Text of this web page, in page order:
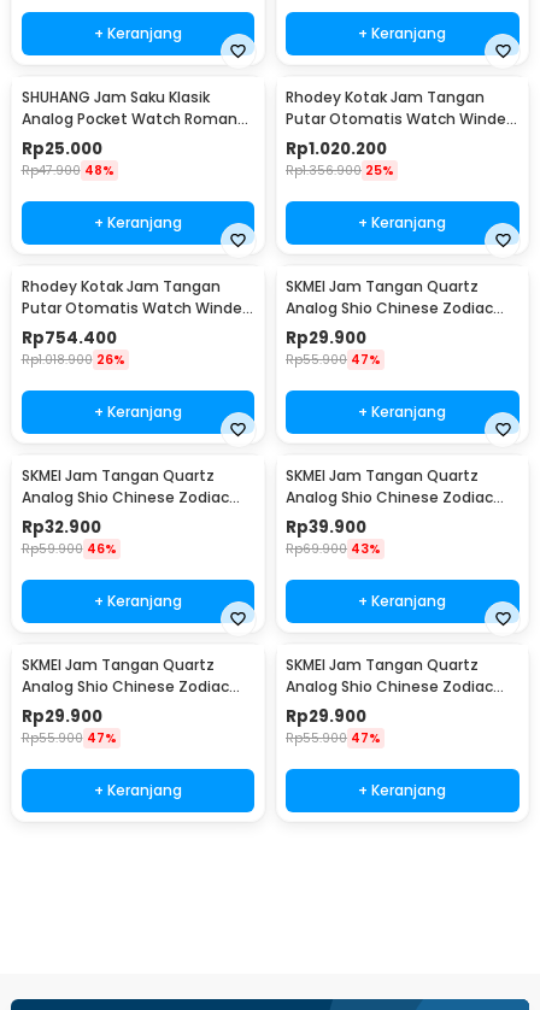
+ Keranjang + Keranjang
SHUHANG Jam Saku Klasik
Analog Pocket Watch Roman
Steampunk - PJX1596
Rp25.000
Rp47.900 48%
+ Keranjang
Rhodey Kotak Jam Tangan
Putar Otomatis Watch Winder
LED 4 Slot - SKW164-B
Rp1.020.200
Rp1.356.900 25%
+ Keranjang
Rhodey Kotak Jam Tangan
Putar Otomatis Watch Winder
LED 6 Slot - SKW168
Rp754.400
Rp1.018.900 26%
+ Keranjang
SKMEI Jam Tangan Quartz
Analog Shio Chinese Zodiac
Waterproof 30M Babi - 2327
Rp29.900
Rp55.900 47%
+ Keranjang
SKMEI Jam Tangan Quartz
Analog Shio Chinese Zodiac
Waterproof 30M Kambing -
2327
Rp32.900
Rp59.900 46%
+ Keranjang
SKMEI Jam Tangan Quartz
Analog Shio Chinese Zodiac
Waterproof 30M Kuda - 2327
Rp39.900
Rp69.900 43%
+ Keranjang
SKMEI Jam Tangan Quartz
Analog Shio Chinese Zodiac
Waterproof 30M Ular - 2327
Rp29.900
Rp55.900 47%
+ Keranjang
SKMEI Jam Tangan Quartz
Analog Shio Chinese Zodiac
Waterproof 30M Kelinci - 2327
Rp29.900
Rp55.900 47%
+ Keranjang